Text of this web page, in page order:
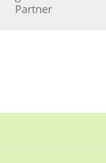
Partner